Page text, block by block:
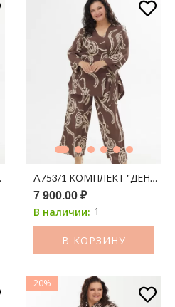
(КЮЛОТЫ + БЛУЗА) АЙВОРИ
A753/1 КОМПЛЕКТ
7 900.00 ₽
В наличии: 1
В КОРЗИНУ
20%